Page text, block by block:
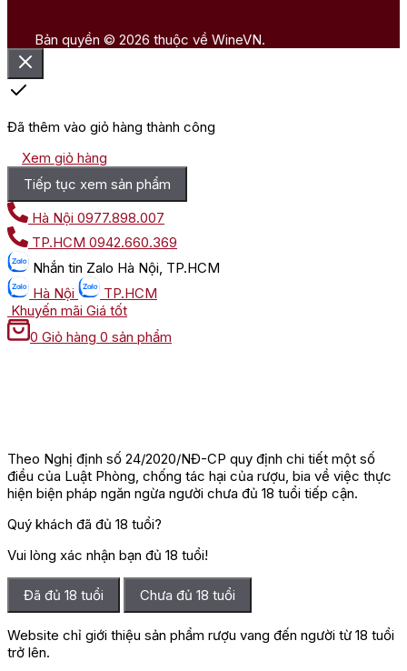
Bản quyền © 2026 thuộc về WineVN.
Đã thêm vào giỏ hàng thành công
Xem giỏ hàng
Tiếp tục xem sản phẩm
Hà Nội 0977.898.007
TP.HCM 0942.660.369
Nhắn tin Zalo Hà Nội, TP.HCM
Hà Nội
TP.HCM
Khuyến mãi Giá tốt
0 Giỏ hàng 0 sản phẩm
Theo Nghị định số 24/2020/NĐ-CP quy định chi tiết một số
điều của Luật Phòng, chống tác hại của rượu, bia về việc thực
hiện biện pháp ngăn ngừa người chưa đủ 18 tuổi tiếp cận.
Quý khách đã đủ 18 tuổi?
Vui lòng xác nhận bạn đủ 18 tuổi!
Đã đủ 18 tuổi Chưa đủ 18 tuổi
Website chỉ giới thiệu sản phẩm rượu vang đến người từ 18 tuổi
trở lên.